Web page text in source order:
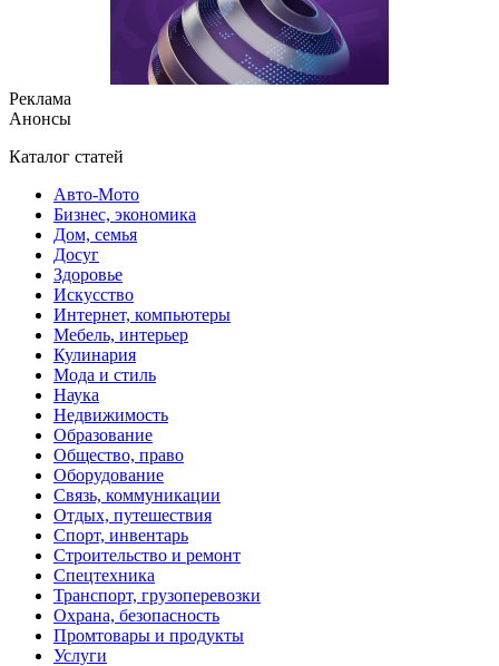
Реклама
Анонсы
Каталог статей
Авто-Мото
Бизнес, экономика
Дом, семья
Досуг
Здоровье
Искусство
Интернет, компьютеры
Мебель, интерьер
Кулинария
Мода и стиль
Наука
Недвижимость
Образование
Общество, право
Оборудование
Связь, коммуникации
Отдых, путешествия
Спорт, инвентарь
Строительство и ремонт
Спецтехника
Транспорт, грузоперевозки
Охрана, безопасность
Промтовары и продукты
Услуги